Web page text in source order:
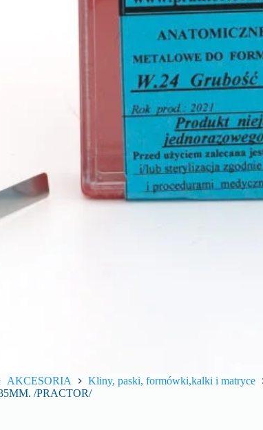
AKCESORIA Kliny, paski, formówki,kalki i matryce
/PRACTOR/